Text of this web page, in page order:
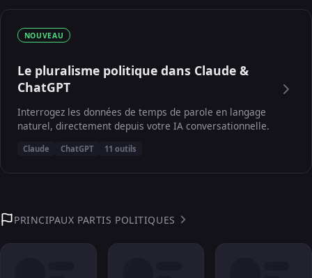
NOUVEAU
Le pluralisme politique dans Claude &
ChatGPT
Interrogez les données de temps de parole en langage
naturel, directement depuis votre IA conversationnelle.
Claude ChatGPT 11 outils
PRINCIPAUX PARTIS POLITIQUES